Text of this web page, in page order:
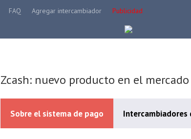
FAQ Agregar intercambiador Publicidad
Zcash: nuevo producto en el
Sobre el sistema de pago Intercambiadores